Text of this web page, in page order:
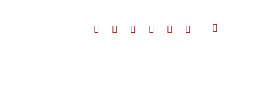
facebookthreadslinkedinyoutube
rss amazon